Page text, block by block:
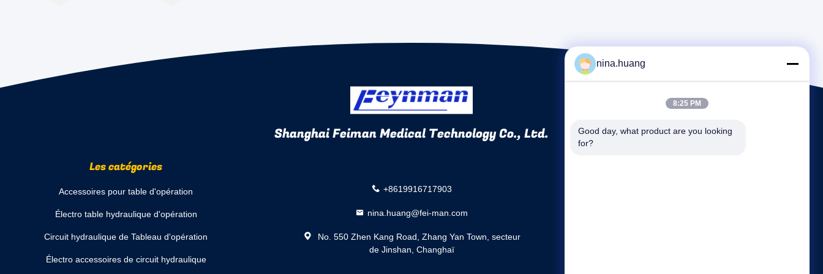
Shanghai Feiman Medical Technology Co., Ltd.
Les catégories
Accessoires pour table d'opération
Électro table hydraulique d'opération
Circuit hydraulique de Tableau d'opération
Électro accessoires de circuit hydraulique
+8619916717903
nina.huang@fei-man.com
No. 550 Zhen Kang Road, Zhang Yan Town, secteur
de Jinshan, Changhaï
nina.huang
8:25 PM
Good day, what product are you looking
for?